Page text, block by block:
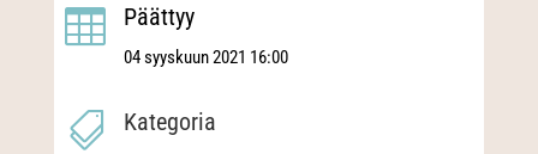
 Päättyy
04 syyskuun 2021 16:00
 Kategoria